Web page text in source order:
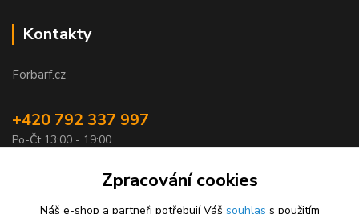
Kontakty
Forbarf.cz
+420 792 337 997
Po-Čt 13:00 - 19:00
objednavky@forbarf.czZpracování cookies
Náš e-shop a partneři potřebují Váš souhlas s použitím